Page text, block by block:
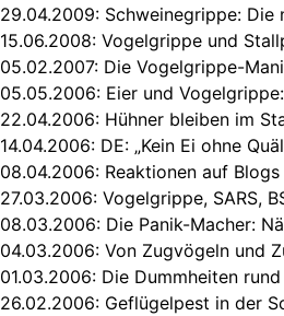
29.04.2009: Schweinegrippe: Die
15.06.2008: Vogelgrippe und
05.02.2007: Die Vogelgrippe-
05.05.2006: Eier und
22.04.2006: Hühner bleiben im
14.04.2006: DE: „Kein Ei ohne
08.04.2006: Reaktionen auf
27.03.2006: Vogelgrippe, SARS,
08.03.2006: Die Panik-Macher:
04.03.2006: Von Zugvögeln und
01.03.2006: Die Dummheiten
26.02.2006: Geflügelpest in der